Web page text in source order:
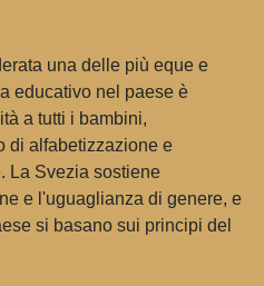
una delle più eque e
educativo nel paese è
a tutti i bambini,
di alfabetizzazione e
La Svezia sostiene
e l'uguaglianza di genere, e
si basano sui principi del